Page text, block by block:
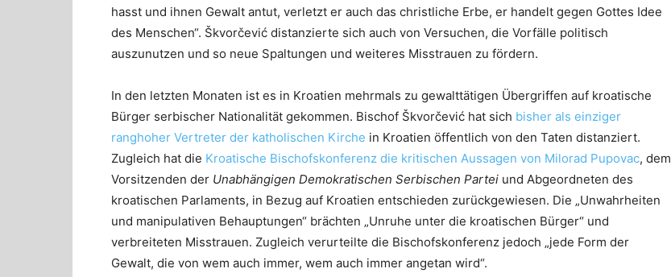
hasst und ihnen Gewalt antut, verletzt er auch das christliche Erbe, er handelt gegen Gottes Idee
des Menschen“. Škvorčević distanzierte sich auch von Versuchen, die Vorfälle politisch
auszunutzen und so neue Spaltungen und weiteres Misstrauen zu fördern.
In den letzten Monaten ist es in Kroatien mehrmals zu gewalttätigen Übergriffen auf kroatische
Bürger serbischer Nationalität gekommen. Bischof Škvorčević hat sich bisher als einziger
ranghoher Vertreter der katholischen Kirche in Kroatien öffentlich von den Taten distanziert.
Zugleich hat die Kroatische Bischofskonferenz die kritischen Aussagen von Milorad Pupovac, dem
Vorsitzenden der Unabhängigen Demokratischen Serbischen Partei und Abgeordneten des
kroatischen Parlaments, in Bezug auf Kroatien entschieden zurückgewiesen. Die „Unwahrheiten
und manipulativen Behauptungen“ brächten „Unruhe unter die kroatischen Bürger“ und
verbreiteten Misstrauen. Zugleich verurteilte die Bischofskonferenz jedoch „jede Form der
Gewalt, die von wem auch immer, wem auch immer angetan wird“.